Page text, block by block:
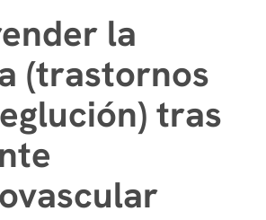
la
(trastornos
tras